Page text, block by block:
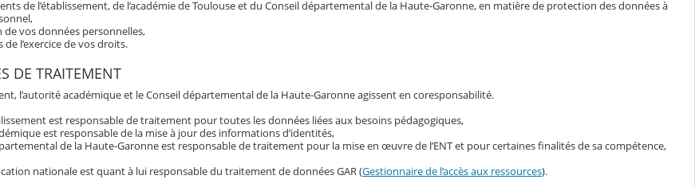
de l’établissement, de l’académie de Toulouse et du Conseil départemental de la Haute-Garonne, en matière de protection des données à
de vos données personnelles,
de l’exercice de vos droits.
DE TRAITEMENT
l’autorité académique et le Conseil départemental de la Haute-Garonne agissent en coresponsabilité.
est responsable de traitement pour toutes les données liées aux besoins pédagogiques,
est responsable de la mise à jour des informations d’identités,
de la Haute-Garonne est responsable de traitement pour la mise en œuvre de l’ENT et pour certaines finalités de sa compétence,
nationale est quant à lui responsable du traitement de données GAR (Gestionnaire de l’accès aux ressources).